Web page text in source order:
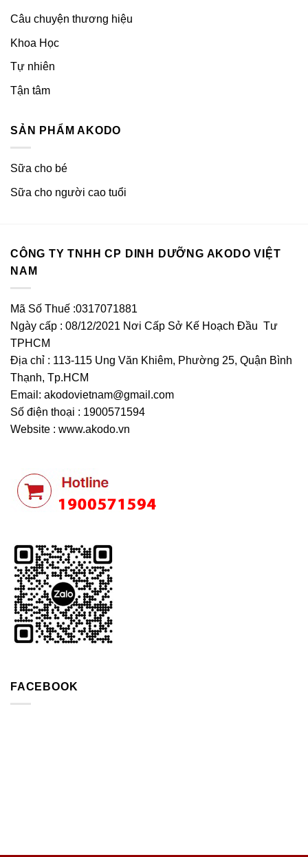
Câu chuyện thương hiệu
Khoa Học
Tự nhiên
Tận tâm
SẢN PHẨM AKODO
Sữa cho bé
Sữa cho người cao tuổi
CÔNG TY TNHH CP DINH DƯỠNG AKODO VIỆT
NAM
Mã Số Thuế :0317071881
Ngày cấp : 08/12/2021 Nơi Cấp Sở Kế Hoạch Đầu Tư
TPHCM
Địa chỉ : 113-115 Ung Văn Khiêm, Phường 25, Quận Bình
Thạnh, Tp.HCM
Email: akodovietnam@gmail.com
Số điện thoại : 1900571594
Website : www.akodo.vn
FACEBOOK